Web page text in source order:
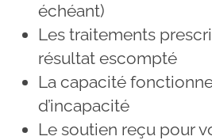
échéant)
Les traitements
résultat escompté
La capacité
d’incapacité
Le soutien reçu pour